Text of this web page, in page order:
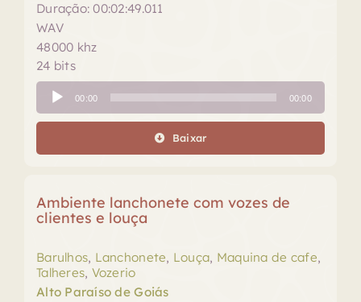
Duração: 00:02:49.011
WAV
48000 khz
24 bits
Tocador
de
áudio
00:00 00:00
Baixar
Ambiente lanchonete com vozes de
clientes e louça
Barulhos, Lanchonete, Louça, Maquina de cafe,
Talheres, Vozerio
Alto Paraíso de Goiás